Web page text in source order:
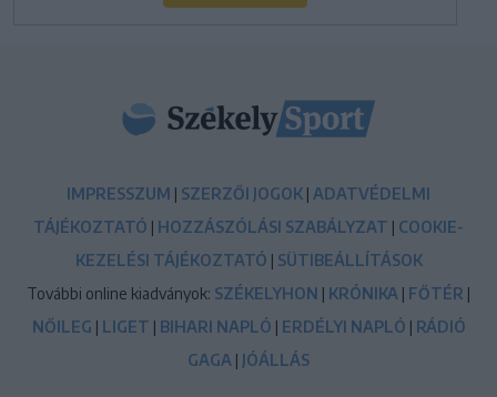
IMPRESSZUM | SZERZŐI JOGOK | ADATVÉDELMI
TÁJÉKOZTATÓ | HOZZÁSZÓLÁSI SZABÁLYZAT | COOKIE-
KEZELÉSI TÁJÉKOZTATÓ | SÜTIBEÁLLÍTÁSOK
További online kiadványok: SZÉKELYHON | KRÓNIKA | FŐTÉR |
NŐILEG | LIGET | BIHARI NAPLÓ | ERDÉLYI NAPLÓ | RÁDIÓ
GAGA | JÓÁLLÁS